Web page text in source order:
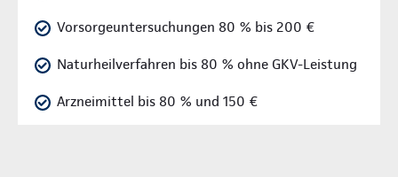
Vorsorgeuntersuchungen 80 % bis 200 €
Naturheilverfahren bis 80 % ohne GKV-Leistung
Arzneimittel bis 80 % und 150 €